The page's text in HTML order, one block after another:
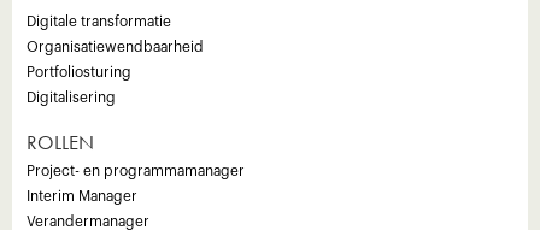
Digitale transformatie
Organisatiewendbaarheid
Portfoliosturing
Digitalisering
ROLLEN
Project- en programmamanager
Interim Manager
Verandermanager